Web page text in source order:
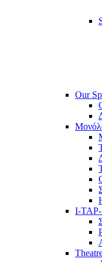
Our
I-